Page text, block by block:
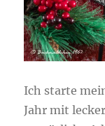
Ich starte
Jahr mit